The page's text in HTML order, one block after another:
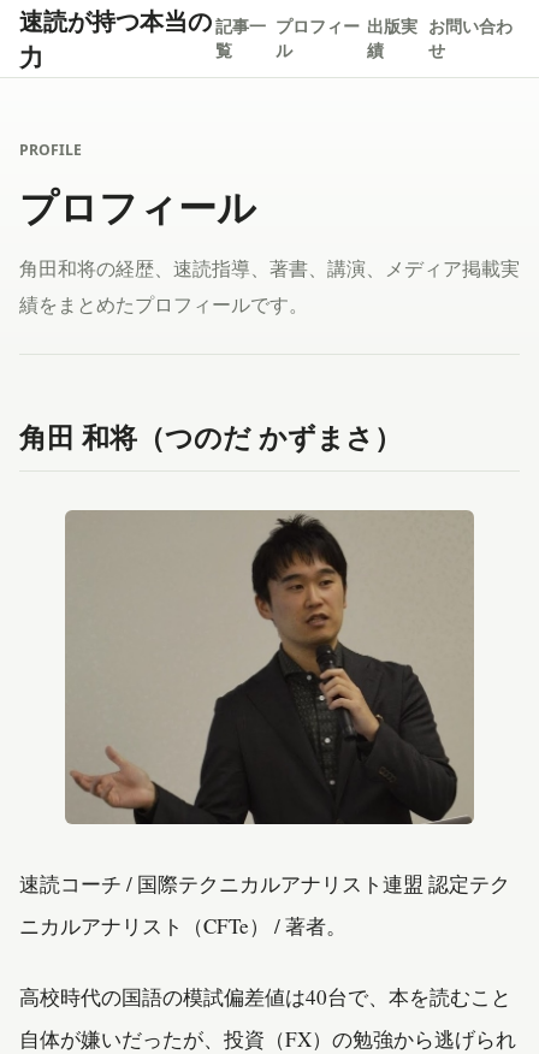
速読が持つ本当の
力
記事一
覧
プロフィー
ル
出版実
績
お問い合わ
せ
PROFILE
プロフィール
角田和将の経歴、速読指導、著書、講演、メディア掲載実
績をまとめたプロフィールです。
角田 和将（つのだ かずまさ）
速読コーチ / 国際テクニカルアナリスト連盟 認定テク
ニカルアナリスト（CFTe） / 著者。
高校時代の国語の模試偏差値は40台で、本を読むこと
自体が嫌いだったが、投資（FX）の勉強から逃げられ